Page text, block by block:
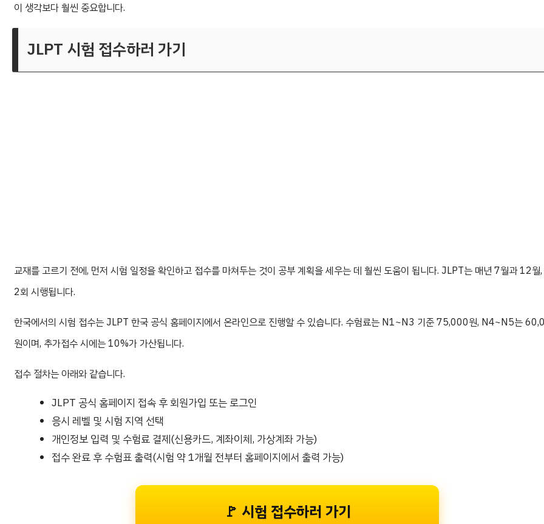
이 생각보다 훨씬 중요합니다.
JLPT 시험 접수하러 가기
교재를 고르기 전에, 먼저 시험 일정을 확인하고 접수를 마쳐두는 것이 공부 계획을 세우는 데 훨씬 도움이 됩니다. JLPT는 매년 7월과 12월
2회 시행됩니다.
한국에서의 시험 접수는 JLPT 한국 공식 홈페이지에서 온라인으로 진행할 수 있습니다. 수험료는 N1~N3 기준 75,000원, N4~N5는
원이며, 추가접수 시에는 10%가 가산됩니다.
접수 절차는 아래와 같습니다.
JLPT 공식 홈페이지 접속 후 회원가입 또는 로그인
응시 레벨 및 시험 지역 선택
개인정보 입력 및 수험료 결제(신용카드, 계좌이체, 가상계좌 가능)
접수 완료 후 수험표 출력(시험 약 1개월 전부터 홈페이지에서 출력 가능)
🚩 시험 접수하러 가기